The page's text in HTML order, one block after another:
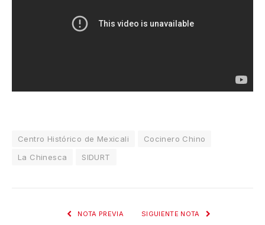
Centro Histórico de Mexicali
Cocinero Chino
La Chinesca
SIDURT
NOTA PREVIA SIGUIENTE NOTA